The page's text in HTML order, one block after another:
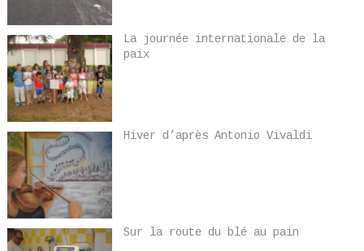
La journée internationale de la
paix
Hiver d’après Antonio Vivaldi
Sur la route du blé au pain